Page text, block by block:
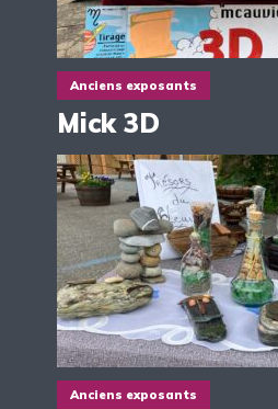
Anciens exposants
Mick 3D
Anciens exposants